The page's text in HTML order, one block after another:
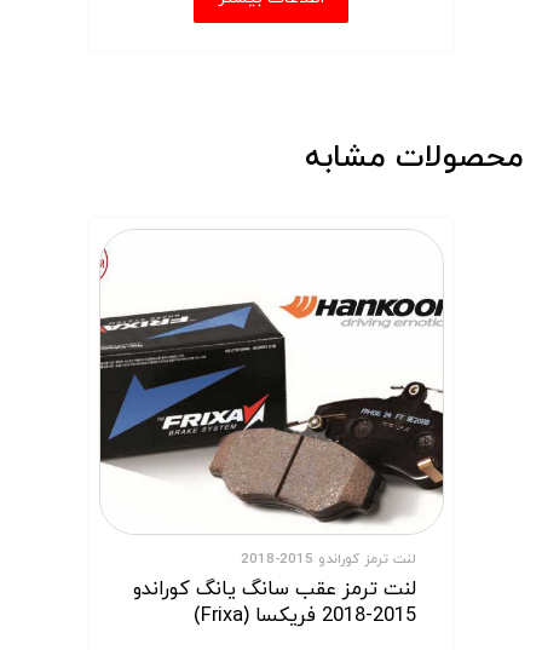
محصولات مشابه
لنت ترمز کوراندو 2015-2018
لنت ترمز عقب سانگ یانگ کوراندو
2015-2018 فریکسا (Frixa)